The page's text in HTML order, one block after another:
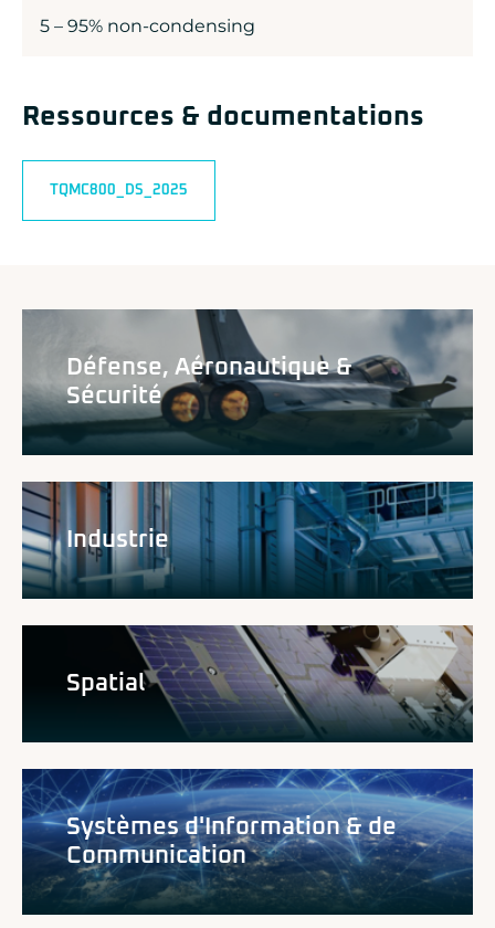
5 – 95% non-condensing
Ressources & documentations
TQMC800_DS_2025
Défense, Aéronautique &
Sécurité
Industrie
Spatial
Systèmes d'Information & de
Communication